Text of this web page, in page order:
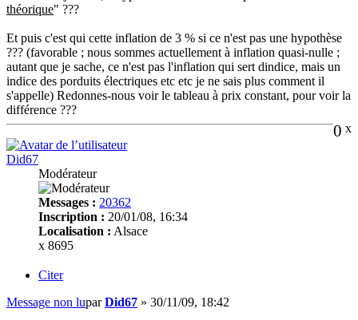
théorique" ???
Et puis c'est qui cette inflation de 3 % si ce n'est pas une hypothèse
??? (favorable ; nous sommes actuellement à inflation quasi-nulle ;
autant que je sache, ce n'est pas l'inflation qui sert dindice, mais un
indice des porduits électriques etc etc je ne sais plus comment il
s'appelle) Redonnes-nous voir le tableau à prix constant, pour voir la
différence ???
0 x
Did67
Modérateur
Messages : 20362
Inscription : 20/01/08, 16:34
Localisation : Alsace
x 8695
Citer
Message non luparDid67 » 30/11/09, 18:42